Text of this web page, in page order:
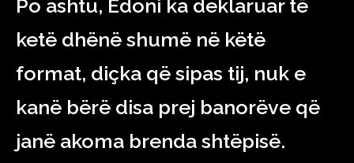
Po ashtu, Edoni ka deklaruar të
ketë dhënë shumë në këtë
format, diçka që sipas tij, nuk e
kanë bërë disa prej banorëve që
janë akoma brenda shtëpisë.